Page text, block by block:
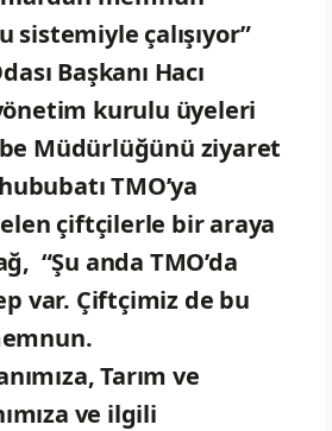
sistemiyle çalışıyor”
Başkanı Hacı
kurulu üyeleri
Müdürlüğünü ziyaret
TMO’ya
çiftçilerle bir araya
“Şu anda TMO’da
var. Çiftçimiz de bu
Tarım ve
ve ilgili